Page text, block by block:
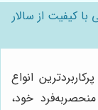
کیفیت از سالار
انواع
خود،